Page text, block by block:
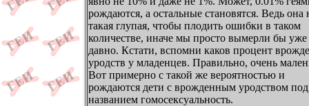
рождаются, а остальные становятся. Ведь она
такая глупая, чтобы плодить ошибки в таком
количестве, иначе мы просто вымерли бы уже
давно. Кстати, вспомни каков процент
уродств у младенцев. Правильно, очень
Вот примерно с такой же вероятностью и
рождаются дети с врожденным уродством под
названием гомосексуальность.